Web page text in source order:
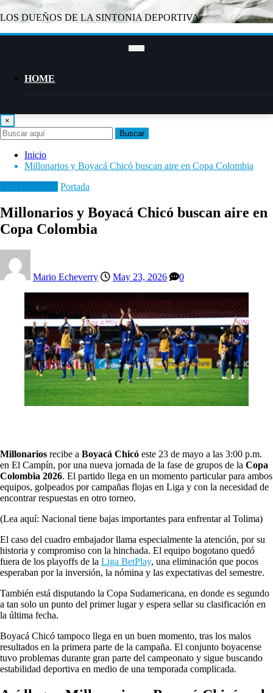
LOS DUEÑOS DE LA SINTONIA DEPORTIVA
HOME
×
Buscar
Inicio
Millonarios y Boyacá Chicó buscan aire en Copa Colombia
Portada
Millonarios y Boyacá Chicó buscan aire en
Copa Colombia
Mario Echeverry May 23, 2026 0
Millonarios recibe a Boyacá Chicó este 23 de mayo a las 3:00 p.m.
en El Campín, por una nueva jornada de la fase de grupos de la Copa
Colombia 2026. El partido llega en un momento particular para ambos
equipos, golpeados por campañas flojas en Liga y con la necesidad de
encontrar respuestas en otro torneo.
(Lea aquí: Nacional tiene bajas importantes para enfrentar al Tolima)
El caso del cuadro embajador llama especialmente la atención, por su
historia y compromiso con la hinchada. El equipo bogotano quedó
fuera de los playoffs de la Liga BetPlay, una eliminación que pocos
esperaban por la inversión, la nómina y las expectativas del semestre.
También está disputando la Copa Sudamericana, en donde es segundo
a tan solo un punto del primer lugar y espera sellar su clasificación en
la última fecha.
Boyacá Chicó tampoco llega en un buen momento, tras los malos
resultados en la primera parte de la campaña. El conjunto boyacense
tuvo problemas durante gran parte del campeonato y sigue buscando
estabilidad deportiva en medio de una temporada complicada.